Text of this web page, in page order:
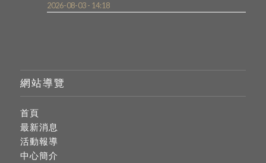
2026-08-03 - 14:18
網站導覽
首頁
最新消息
活動報導
中心簡介